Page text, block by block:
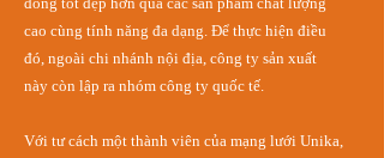
cao cùng tính năng đa dạng. Để thực hiện điều
đó, ngoài chi nhánh nội địa, công ty sản xuất
này còn lập ra nhóm công ty quốc tế.
Với tư cách một thành viên của mạng lưới Unika,